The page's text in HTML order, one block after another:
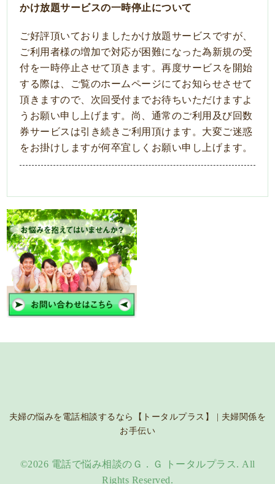
かけ放題サービスの一時停止について
ご好評頂いておりましたかけ放題サービスですが、
ご利用者様の増加で対応が困難になった為新規の受
付を一時停止させて頂きます。再度サービスを開始
する際は、ご覧のホームページにてお知らせさせて
頂きますので、次回受付までお待ちいただけますよ
うお願い申し上げます。尚、通常のご利用及び回数
券サービスは引き続きご利用頂けます。大変ご迷惑
をお掛けしますが何卒宜しくお願い申し上げます。
夫婦の悩みを電話相談するなら【トータルプラス】 | 夫婦関係を
お手伝い
©2026 電話で悩み相談のＧ．Ｇ トータルプラス . All
Rights Reserved.